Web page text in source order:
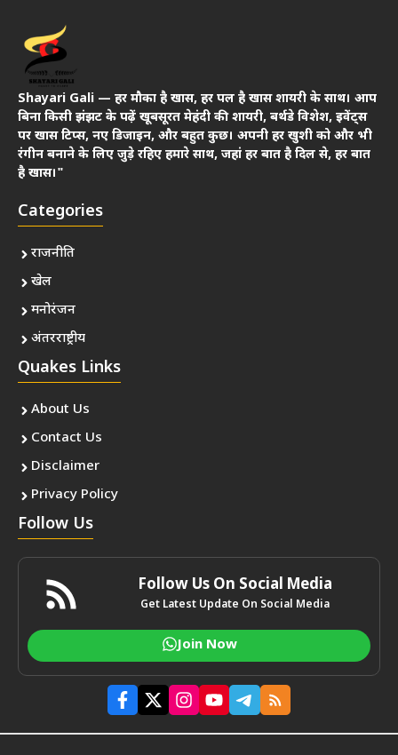
Shayari Gali — हर मौका है खास, हर पल है खास शायरी के साथ। आप
बिना किसी झंझट के पढ़ें खूबसूरत मेहंदी की शायरी, बर्थडे विशेश, इवेंट्स
पर खास टिप्स, नए डिजाइन, और बहुत कुछ। अपनी हर खुशी को और भी
रंगीन बनाने के लिए जुड़े रहिए हमारे साथ, जहां हर बात है दिल से, हर बात
है खास।"
Categories
राजनीति
खेल
मनोरंजन
अंतरराष्ट्रीय
Quakes Links
About Us
Contact Us
Disclaimer
Privacy Policy
Follow Us
Follow Us On Social Media
Get Latest Update On Social Media
Join Now